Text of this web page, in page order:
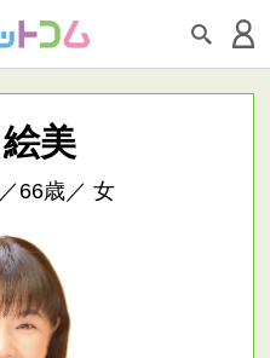
美
66歳／ 女